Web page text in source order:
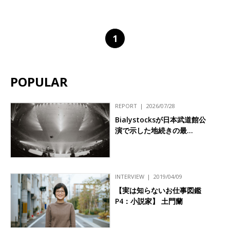
1
POPULAR
REPORT 2026/07/28
Bialystocksが日本武道館公
演で示した地続きの最…
INTERVIEW 2019/04/09
【実は知らないお仕事図鑑
P4：小説家】 土門蘭